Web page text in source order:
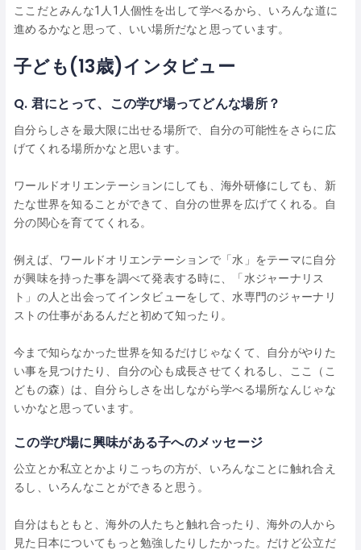
ここだとみんな1人1人個性を出して学べるから、いろんな道に
進めるかなと思って、いい場所だなと思っています。
子ども(13歳)インタビュー
Q. 君にとって、この学び場ってどんな場所？
自分らしさを最大限に出せる場所で、自分の可能性をさらに広
げてくれる場所かなと思います。
ワールドオリエンテーションにしても、海外研修にしても、新
たな世界を知ることができて、自分の世界を広げてくれる。自
分の関心を育ててくれる。
例えば、ワールドオリエンテーションで「水」をテーマに自分
が興味を持った事を調べて発表する時に、「水ジャーナリス
ト」の人と出会ってインタビューをして、水専門のジャーナリ
ストの仕事があるんだと初めて知ったり。
今まで知らなかった世界を知るだけじゃなくて、自分がやりた
い事を見つけたり、自分の心も成長させてくれるし、ここ（こ
どもの森）は、自分らしさを出しながら学べる場所なんじゃな
いかなと思っています。
この学び場に興味がある子へのメッセージ
公立とか私立とかよりこっちの方が、いろんなことに触れ合え
るし、いろんなことができると思う。
自分はもともと、海外の人たちと触れ合ったり、海外の人から
見た日本についてもっと勉強したりしたかった。だけど公立だ